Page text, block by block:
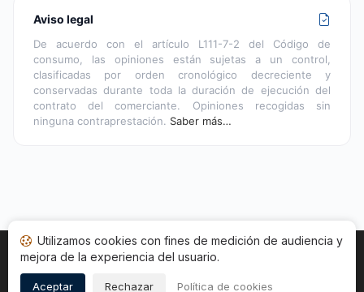
Aviso legal
De acuerdo con el artículo L111-7-2 del Código de
consumo, las opiniones están sujetas a un control,
clasificadas por orden cronológico decreciente y
conservadas durante toda la duración de ejecución del
contrato del comerciante. Opiniones recogidas sin
ninguna contraprestación. Saber más…
Inicio Estado opiniones Categorías
Utilizamos cookies con fines de medición de audiencia y
mejora de la experiencia del usuario.
Aceptar Rechazar Política de cookies